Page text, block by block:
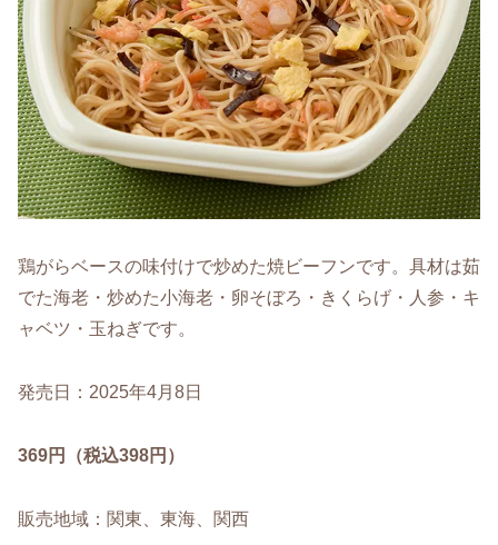
鶏がらベースの味付けで炒めた焼ビーフンです。具材は茹
でた海老・炒めた小海老・卵そぼろ・きくらげ・人参・キ
ャベツ・玉ねぎです。
発売日：2025年4月8日
369円（税込398円）
販売地域：関東、東海、関西